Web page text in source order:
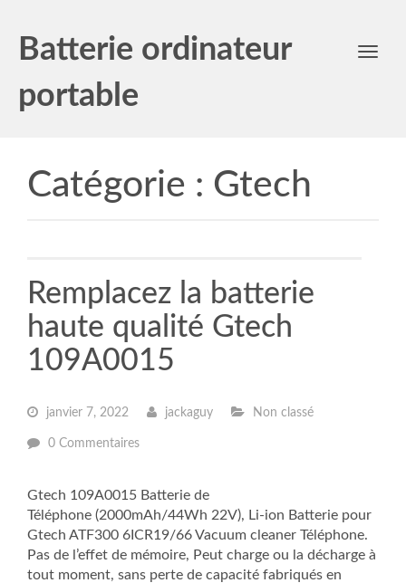
Batterie ordinateur
portable
Toggle
Catégorie : Gtech
Remplacez la batterie
haute qualité Gtech
109A0015
janvier 7, 2022 jackaguy Non classé
0 Commentaires
Gtech 109A0015 Batterie de
Téléphone (2000mAh/44Wh 22V), Li-ion Batterie pour
Gtech ATF300 6ICR19/66 Vacuum cleaner Téléphone.
Pas de l’effet de mémoire, Peut charge ou la décharge à
tout moment, sans perte de capacité fabriqués en